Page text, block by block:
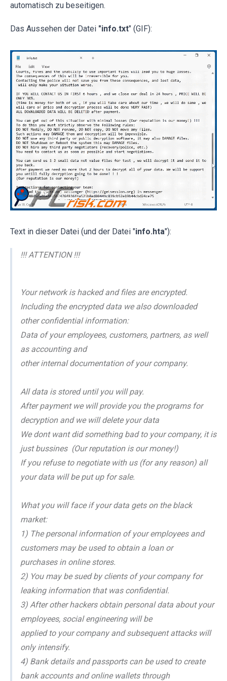
automatisch zu beseitigen.
Das Aussehen der Datei "info.txt" (GIF):
Text in dieser Datei (und der Datei "info.hta"):
!!! ATTENTION !!!
Your network is hacked and files are encrypted.
Including the encrypted data we also downloaded
other confidential information:
Data of your employees, customers, partners, as well
as accounting and
other internal documentation of your company.
All data is stored until you will pay.
After payment we will provide you the programs for
decryption and we will delete your data
We dont want did something bad to your company, it is
just bussines (Our reputation is our money!)
If you refuse to negotiate with us (for any reason) all
your data will be put up for sale.
What you will face if your data gets on the black
market:
1) The personal information of your employees and
customers may be used to obtain a loan or
purchases in online stores.
2) You may be sued by clients of your company for
leaking information that was confidential.
3) After other hackers obtain personal data about your
employees, social engineering will be
applied to your company and subsequent attacks will
only intensify.
4) Bank details and passports can be used to create
bank accounts and online wallets through